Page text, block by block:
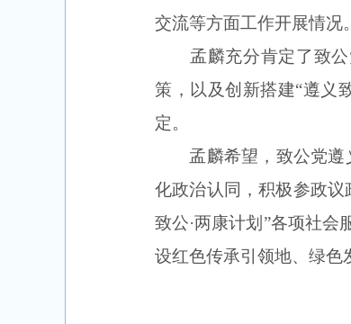
交流等方面工作开展情况。
孟麟充分肯定了致
策，以及创新搭建“遵义
定。
孟麟希望，致公党
化政治认同，积极参政
致公·两康计划”各项社会
设红色传承引领地、绿色